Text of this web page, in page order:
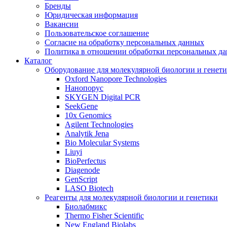
Бренды
Юридическая информация
Вакансии
Пользовательское соглашение
Согласие на обработку персональных данных
Политика в отношении обработки персональных
Каталог
Оборудование для молекулярной биологии и
Oxford Nanopore Technologies
Нанопорус
SKYGEN Digital PCR
SeekGene
10x Genomics
Agilent Technologies
Analytik Jena
Bio Molecular Systems
Liuyi
BioPerfectus
Diagenode
GenScript
LASO Biotech
Реагенты для молекулярной биологии и генетики
Биолабмикс
Thermo Fisher Scientific
New England Biolabs